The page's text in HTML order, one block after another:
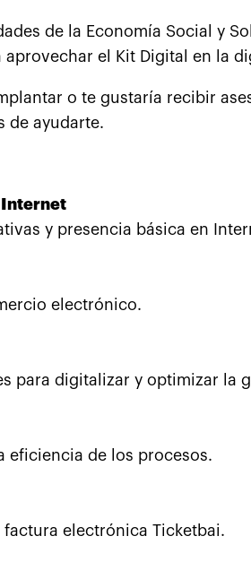
de la Economía Social y
el Kit Digital en la
o te gustaría recibir
de ayudarte.
Internet
y presencia básica en
electrónico.
para digitalizar y optimizar la
eficiencia de los procesos.
factura electrónica Ticketbai.